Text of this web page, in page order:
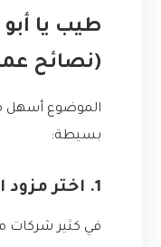
طيب يا أبو
(نصائح
الموضوع أسهل
بسيطة:
1. اختر مزود الـ CDN المناسب
في كثير شركات